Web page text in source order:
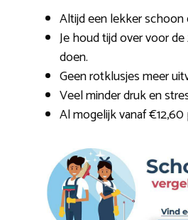
Altijd een lekker schoon
Je houd tijd over voor
doen.
Geen rotklusjes meer
Veel minder druk en
Al mogelijk vanaf €12,60